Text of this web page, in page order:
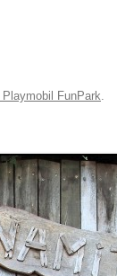
FunPark.